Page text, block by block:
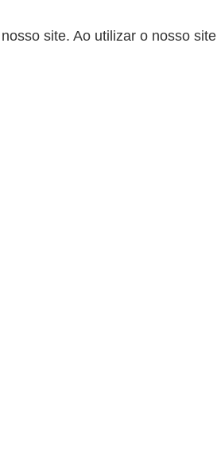
site. Ao utilizar o nosso